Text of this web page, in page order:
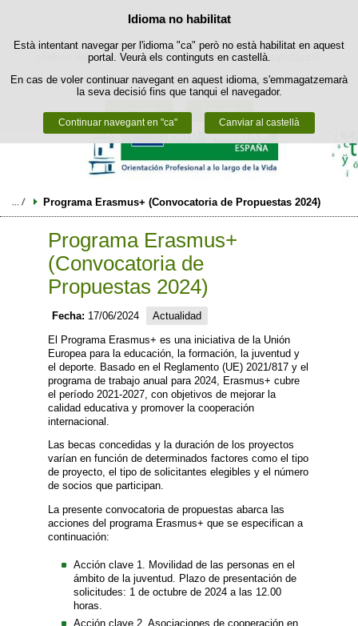
Política de cookies
Aquest lloc web utilitza cookies pròpies per facilitar la navegació i
cookies de tercers per obtenir estadístiques d'ús i satisfacció.
Podeu obtenir més informació a l'apartat "Cookies" del nostreavís legal.
Acceptar Rebutjar
Idioma no habilitat
Està intentant navegar per l'idioma "ca" però no està habilitat en aquest
portal. Veurà els continguts en castellà.
En cas de voler continuar navegant en aquest idioma, s'emmagatzemarà
la seva decisió fins que tanqui el navegador.
Continuar navegant en "ca" Canviar al castellà
Passar al contingut
Programa Erasmus+ (Convocatoria de Propuestas 2024)
Programa Erasmus+
(Convocatoria de
Propuestas 2024)
Fecha: 17/06/2024
Actualidad
El Programa Erasmus+ es una iniciativa de la Unión
Europea para la educación, la formación, la juventud y
el deporte. Basado en el Reglamento (UE) 2021/817 y el
programa de trabajo anual para 2024, Erasmus+ cubre
el período 2021-2027, con objetivos de mejorar la
calidad educativa y promover la cooperación
internacional.
Las becas concedidas y la duración de los proyectos
varían en función de determinados factores como el tipo
de proyecto, el tipo de solicitantes elegibles y el número
de socios que participan.
La presente convocatoria de propuestas abarca las
acciones del programa Erasmus+ que se especifican a
continuación:
Acción clave 1. Movilidad de las personas en el
ámbito de la juventud. Plazo de presentación de
solicitudes: 1 de octubre de 2024 a las 12.00
horas.
Acción clave 2. Asociaciones de cooperación en